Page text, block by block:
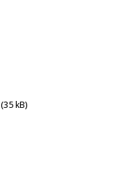
(35 kB)